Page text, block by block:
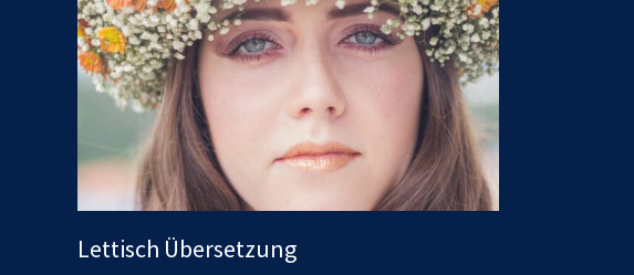
Lettisch Übersetzung